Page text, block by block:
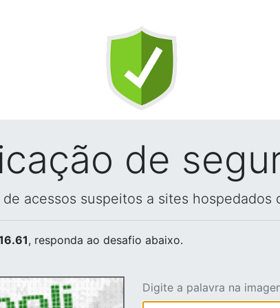
de
acessos suspeitos a sites hospedados
, responda ao desafio abaixo.
Digite a palavra na